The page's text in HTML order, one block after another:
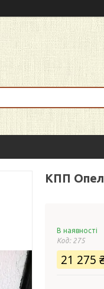
КПП
В наявності
Код: 275
21 275